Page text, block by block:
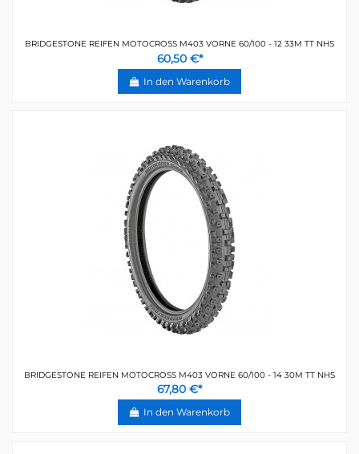
BRIDGESTONE REIFEN MOTOCROSS M403 VORNE 60/100 - 12 33M TT NHS
60,50 €*
In den Warenkorb
BRIDGESTONE REIFEN MOTOCROSS M403 VORNE 60/100 - 14 30M TT NHS
67,80 €*
In den Warenkorb